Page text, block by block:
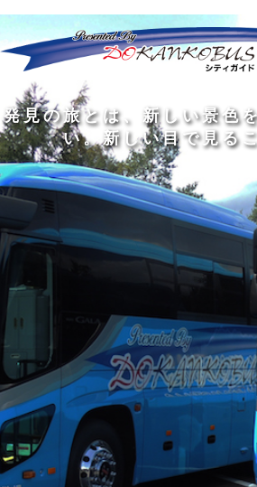
旅 の 程 に こそ価
発見の旅と は 新 し い景色
い。 新 しい目 で見 る こ
人間の幅を広 げる ものは3
い、 本 を読み 、旅 を す
私は旅 をす るために
旅 の 程 に こそ価
どんなに洗 練 れ た 大人の
くてし ょうがない小さな
旅をするの は 着 す るため
るた めで あ る
旅は 真 知 識 の大き